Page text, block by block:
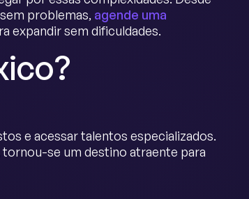
problemas, agende uma
expandir sem dificuldades.
e acessar talentos especializados.
se um destino atraente para